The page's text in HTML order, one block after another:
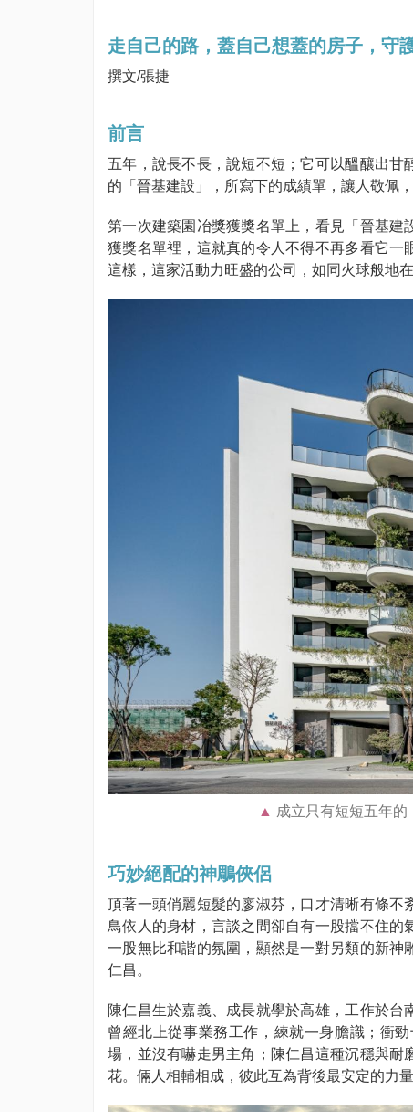
走自己的路，蓋自己想蓋的房子，守
撰文/張捷
前言
五年，說長不長，說短不短；它可以醞釀出
的「晉基建設」，所寫下的成績單，讓人敬佩
第一次建築園冶獎獲獎名單上，看見「晉基
獲獎名單裡，這就真的令人不得不再多看它
這樣，這家活動力旺盛的公司，如同火球般地
成立只有短短五年的
巧妙絕配的神鵰俠侶
頂著一頭俏麗短髮的廖淑芬，口才清晰有條
鳥依人的身材，言談之間卻自有一股擋不住
一股無比和諧的氛圍，顯然是一對另類的新
仁昌。
陳仁昌生於嘉義、成長就學於高雄，工作於台
曾經北上從事業務工作，練就一身膽識；衝
場，並沒有嚇走男主角；陳仁昌這種沉穩與
花。倆人相輔相成，彼此互為背後最安定的力